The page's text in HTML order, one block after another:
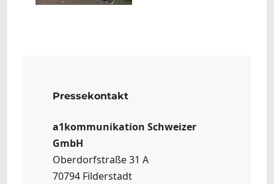
Pressekontakt
a1kommunikation Schweizer
GmbH
Oberdorfstraße 31 A
70794 Filderstadt